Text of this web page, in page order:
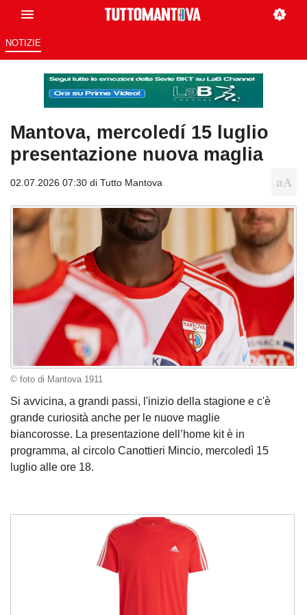
NOTIZIE
Mantova, mercoledí 15 luglio
presentazione nuova maglia
02.07.2026 07:30 di Tutto Mantova
© foto di Mantova 1911
Si avvicina, a grandi passi, l'inizio della stagione e c'è
grande curiosità anche per le nuove maglie
biancorosse. La presentazione dell’home kit è in
programma, al circolo Canottieri Mincio, mercoledì 15
luglio alle ore 18.